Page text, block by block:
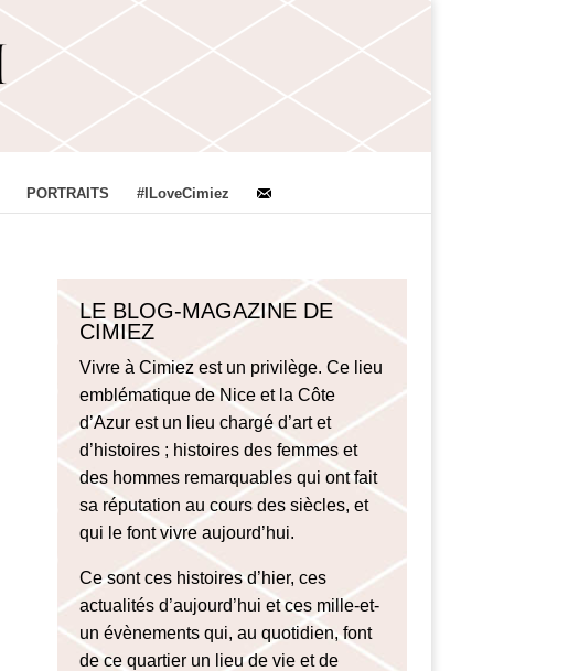
PORTRAITS #ILoveCimiez
LE BLOG-MAGAZINE DE
CIMIEZ
Vivre à Cimiez est un privilège. Ce lieu
emblématique de Nice et la Côte
d’Azur est un lieu chargé d’art et
d’histoires ; histoires des femmes et
des hommes remarquables qui ont fait
sa réputation au cours des siècles, et
qui le font vivre aujourd’hui.
Ce sont ces histoires d’hier, ces
actualités d’aujourd’hui et ces mille-et-
un évènements qui, au quotidien, font
de ce quartier un lieu de vie et de